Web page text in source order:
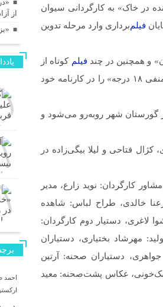
در خاک» به کارگردانی سیوان
فیلم‌برداری وارد مرحله تدوین
و همچنین در چند فیلم کوتاه از
جمله «اولین پرواز»، «جایی میان ما»، «به وقت غروب»، «دفن»، «صبح مدرسه» و «منفی ۱۸ درجه» را در کارنامه خود
گورستان شهر روبه‌رو می‌شود و
فتاحی و لیلا بیگی‌زاده در
کارگردان: نوید زارع، مدیر
خالدی، طراح لباس: شاهده
لاغری، دستیار دوم کارگردان:
مهرشاد بختیاری، دستیاران
دستیاران صحنه: آرتین
اشک‌خونی، عکاس پشت‌صحنه: معید
از
احمد